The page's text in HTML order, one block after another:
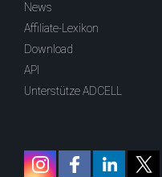
News
Affiliate-Lexikon
Download
API
Unterstütze ADCELL